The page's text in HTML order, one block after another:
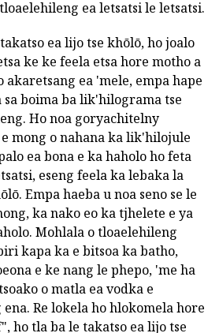
ea letsatsi le letsatsi.
ea lijo tse khōlō, ho joalo
ke ke feela etsa hore motho a
akaretsang ea 'mele, empa hape
sa boima ba lik'hilograma tse
Ho noa goryachitelny
e mong o nahana ka lik'hilojule
ea bona e ka haholo ho feta
eseng feela ka lebaka la
Empa haeba u noa seno se le
ka nako eo ka tjhelete e ya
Mohlala o tloaelehileng
kapa ka e bitsoa ka batho,
e ke nang le phepo, 'me ha
o matla ea vodka e
Re lokela ho hlokomela hore
ho tla ba le takatso ea lijo tse